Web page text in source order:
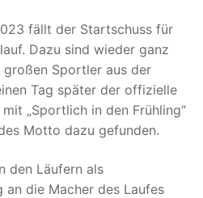
fällt der Startschuss für
Dazu sind wieder ganz
Sportler aus der
Tag später der offizielle
„Sportlich in den Frühling“
Motto dazu gefunden.
den Läufern als
an die Macher des Laufes